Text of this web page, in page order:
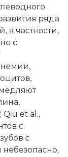
ряда
в частности,
с
Qiu et al.,
с
с